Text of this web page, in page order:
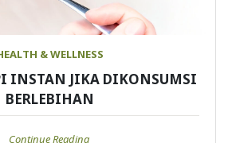
& WELLNESS
INSTAN JIKA DIKONSUMSI
BERLEBIHAN
Continue Reading